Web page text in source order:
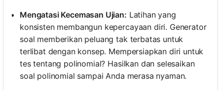
Mengatasi Kecemasan Ujian: Latihan yang
konsisten membangun kepercayaan diri. Generator
soal memberikan peluang tak terbatas untuk
terlibat dengan konsep. Mempersiapkan diri untuk
tes tentang polinomial? Hasilkan dan selesaikan
soal polinomial sampai Anda merasa nyaman.